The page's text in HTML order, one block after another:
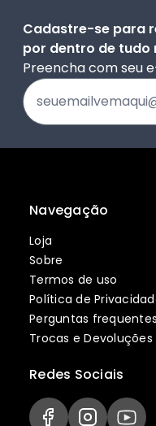
Cadastre-se para
por dentro de tudo
Preencha com seu
Navegação
Loja
Sobre
Termos de uso
Política de
Perguntas frequentes
Trocas e Devoluções
Redes Sociais